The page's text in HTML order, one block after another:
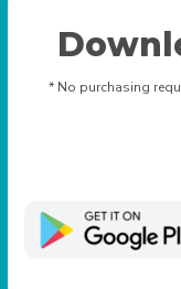
* No purchasing